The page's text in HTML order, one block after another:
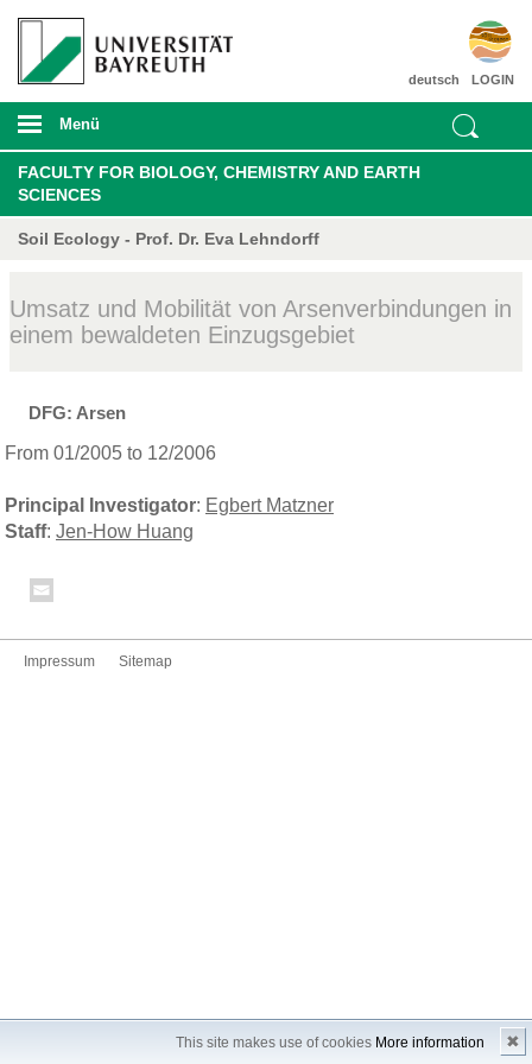
This site makes use of cookies More information ✖
LOGIN
deutsch
Menü
FACULTY FOR BIOLOGY, CHEMISTRY AND EARTH
SCIENCES
Soil Ecology - Prof. Dr. Eva Lehndorff
Umsatz und Mobilität von Arsenverbindungen in
einem bewaldeten Einzugsgebiet
DFG: Arsen
From 01/2005 to 12/2006
Principal Investigator: Egbert Matzner
Staff: Jen-How Huang
Impressum Sitemap